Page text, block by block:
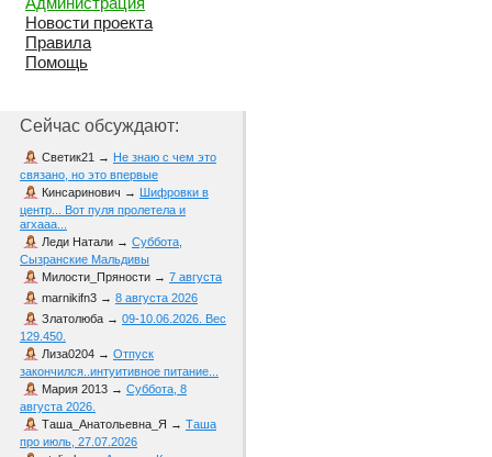
Новости проекта
Правила
Помощь
Сейчас обсуждают:
Светик21 → Не знаю с чем это
связано, но это впервые
Кинсаринович → Шифровки в
центр... Вот пуля пролетела и
агхааа...
Леди Натали → Суббота,
Сызранские Мальдивы
Милости_Пряности → 7 августа
marnikifn3 → 8 августа 2026
Златолюба → 09-10.06.2026. Вес
129.450.
Лиза0204 → Отпуск
закончился..интуитивное питание...
Мария 2013 → Суббота, 8
августа 2026.
Таша_Анатольевна_Я → Таша
про июль, 27.07.2026